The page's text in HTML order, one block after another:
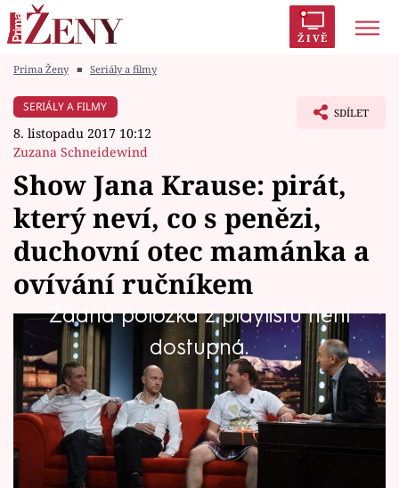
ŽIVĚ
Módní alarm
Témata
Celebrity
Vztahy
Seriály
Horoskopy
Sledujte prima+
Prima Ženy ■ Seriály a filmy
SERIÁLY A FILMY
8. listopadu 2017 10:12
Zuzana Schneidewind
SDÍLET
Show Jana Krause: pirát,
který neví, co s penězi,
duchovní otec mamánka a
ovívání ručníkem
Žádná položka z playlistu není
dostupná.
V dalším dílu Show Jana Krause se představí
předseda Pirátů Ivan Bartoš, herec Jan Budař
a mistr světa v saunových ceremoniálech Jiří
Žákovský.